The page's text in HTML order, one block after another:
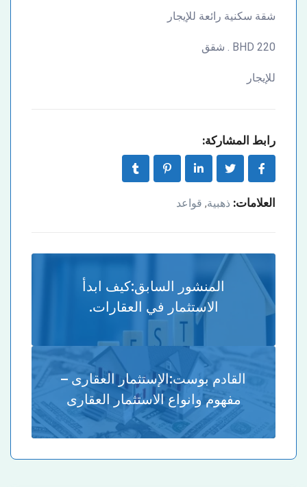
شقة سكنية رائعة للإيجار
220 BHD . شقق
للإيجار
رابط المشاركة:
العلامات: ذهبية, قواعد
المنشور السابق:كيف ابدأ
الاستثمار في العقارات.
القادم بوست:الإستثمار العقارى –
مفهوم وانواع الاستثمار العقارى